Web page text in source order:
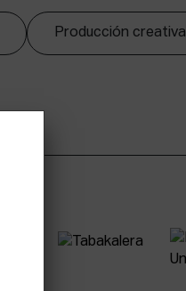
Producción creativa